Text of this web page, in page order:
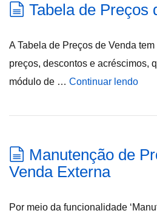
Tabela de Preços
A Tabela de Preços de Venda
preços, descontos e acréscimos,
módulo de … Continuar lendo
Manutenção de
Venda Externa
Por meio da funcionalidade